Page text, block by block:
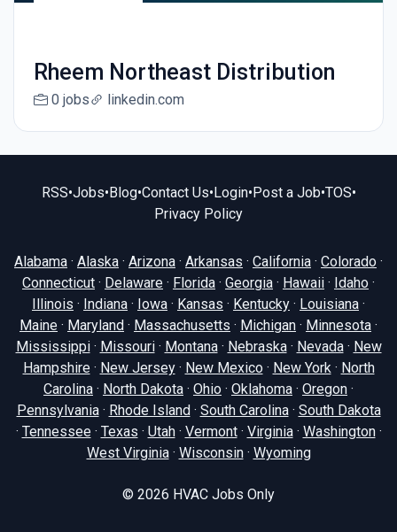
Rheem Northeast Distribution
0 jobs linkedin.com
RSS•Jobs•Blog•Contact Us•Login•Post a Job•TOS•
Privacy Policy
Alabama · Alaska · Arizona · Arkansas · California · Colorado ·
Connecticut · Delaware · Florida · Georgia · Hawaii · Idaho ·
Illinois · Indiana · Iowa · Kansas · Kentucky · Louisiana ·
Maine · Maryland · Massachusetts · Michigan · Minnesota ·
Mississippi· Missouri· Montana· Nebraska· Nevada· New
Hampshire· New Jersey· New Mexico· New York· North
Carolina · North Dakota · Ohio · Oklahoma · Oregon ·
Pennsylvania· Rhode Island · South Carolina· South Dakota
· Tennessee· Texas · Utah· Vermont· Virginia· Washington·
West Virginia· Wisconsin· Wyoming
© 2026 HVAC Jobs Only